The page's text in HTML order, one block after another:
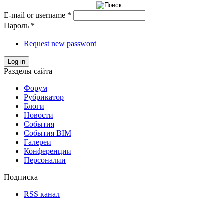
E-mail or username *
Пароль *
Request new password
Log in
Разделы сайта
Форум
Рубрикатор
Блоги
Новости
События
События BIM
Галереи
Конференции
Персоналии
Подписка
RSS канал